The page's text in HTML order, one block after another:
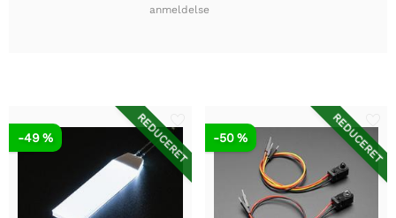
anmeldelse
REDUCERET
-49 % REDUCERET
-50 %